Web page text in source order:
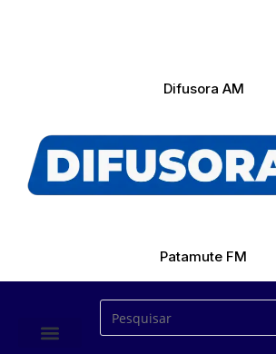
Difusora AM
Patamute FM